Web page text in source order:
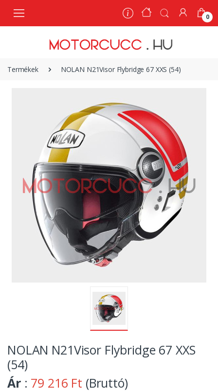
0
Termékek NOLAN N21Visor Flybridge 67 XXS (54)
NOLAN N21Visor Flybridge 67 XXS
(54)
Ár : 79 216 Ft (Bruttó)
0